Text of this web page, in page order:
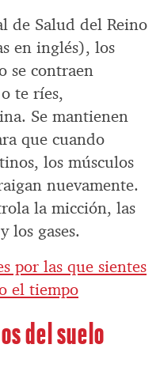
de Salud del Reino
en inglés), los
se contraen
te ríes,
Se mantienen
que cuando
los músculos
nuevamente.
la micción, las
los gases.
por las que sientes
el tiempo
del suelo